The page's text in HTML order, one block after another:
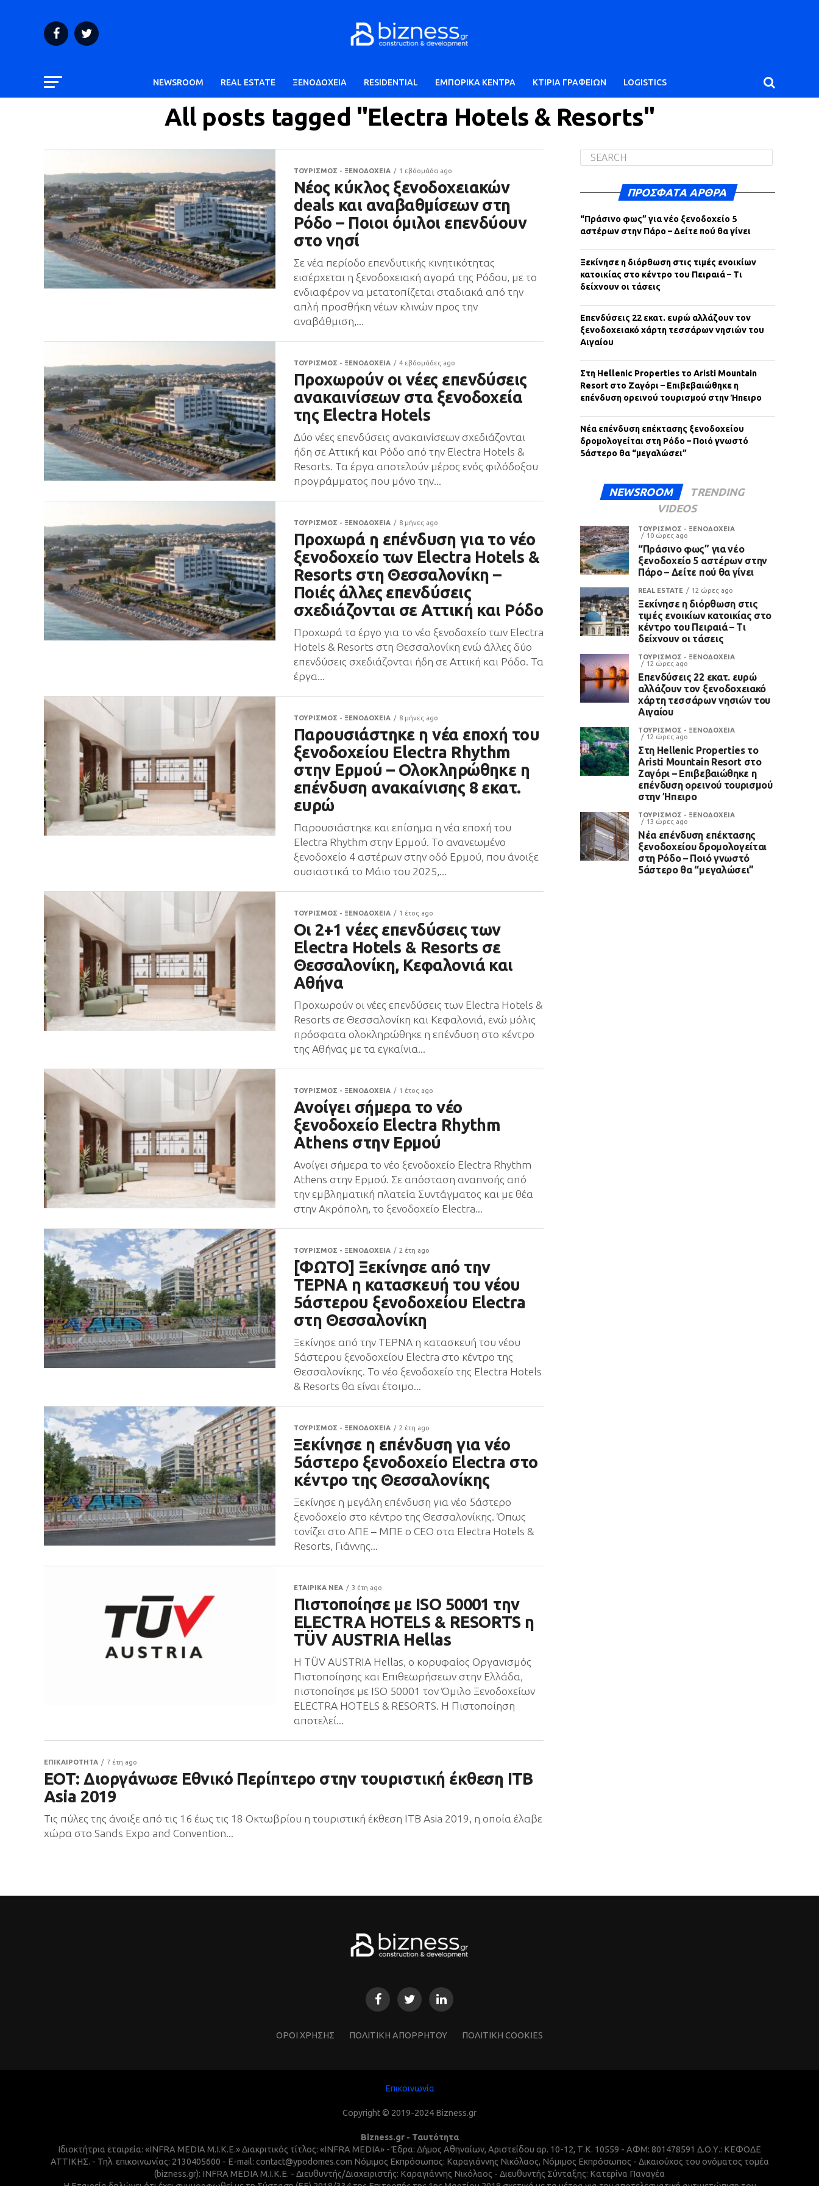
NEWSROOM REAL ESTATE ΞΕΝΟΔΟΧΕΙΑ RESIDENTIAL ΕΜΠΟΡΙΚΑ ΚΕΝΤΡΑ ΚΤΙΡΙΑ ΓΡΑΦΕΙΩΝ LOGISTICS
All posts tagged "Electra Hotels & Resorts"
ΤΟΥΡΙΣΜΟΣ - ΞΕΝΟΔΟΧΕΙΑ 1 εβδομάδα ago
Νέος κύκλος ξενοδοχειακών
deals και αναβαθμίσεων στη
Ρόδο – Ποιοι όμιλοι επενδύουν
στο νησί
Σε νέα περίοδο επενδυτικής κινητικότητας
εισέρχεται η ξενοδοχειακή αγορά της Ρόδου, με το
ενδιαφέρον να μετατοπίζεται σταδιακά από την
απλή προσθήκη νέων κλινών προς την
αναβάθμιση,...
ΤΟΥΡΙΣΜΟΣ - ΞΕΝΟΔΟΧΕΙΑ 4 εβδομάδες ago
Προχωρούν οι νέες επενδύσεις
ανακαινίσεων στα ξενοδοχεία
της Electra Hotels
Δύο νέες επενδύσεις ανακαινίσεων σχεδιάζονται
ήδη σε Αττική και Ρόδο από την Electra Hotels &
Resorts. Τα έργα αποτελούν μέρος ενός φιλόδοξου
προγράμματος που μόνο την...
ΤΟΥΡΙΣΜΟΣ - ΞΕΝΟΔΟΧΕΙΑ 8 μήνες ago
Προχωρά η επένδυση για το νέο
ξενοδοχείο των Electra Hotels &
Resorts στη Θεσσαλονίκη –
Ποιές άλλες επενδύσεις
σχεδιάζονται σε Αττική και Ρόδο
Προχωρά το έργο για το νέο ξενοδοχείο των Electra
Hotels & Resorts στη Θεσσαλονίκη ενώ άλλες δύο
επενδύσεις σχεδιάζονται ήδη σε Αττική και Ρόδο. Τα
έργα...
ΤΟΥΡΙΣΜΟΣ - ΞΕΝΟΔΟΧΕΙΑ 8 μήνες ago
Παρουσιάστηκε η νέα εποχή του
ξενοδοχείου Electra Rhythm
στην Ερμού – Ολοκληρώθηκε η
επένδυση ανακαίνισης 8 εκατ.
ευρώ
Παρουσιάστηκε και επίσημα η νέα εποχή του
Electra Rhythm στην Ερμού. Το ανανεωμένο
ξενοδοχείο 4 αστέρων στην οδό Ερμού, που άνοιξε
ουσιαστικά το Μάιο του 2025,...
ΤΟΥΡΙΣΜΟΣ - ΞΕΝΟΔΟΧΕΙΑ 1 έτος ago
Οι 2+1 νέες επενδύσεις των
Electra Hotels & Resorts σε
Θεσσαλονίκη, Κεφαλονιά και
Αθήνα
Προχωρούν οι νέες επενδύσεις των Electra Hotels &
Resorts σε Θεσσαλονίκη και Κεφαλονιά, ενώ μόλις
πρόσφατα ολοκληρώθηκε η επένδυση στο κέντρο
της Αθήνας με τα εγκαίνια...
ΤΟΥΡΙΣΜΟΣ - ΞΕΝΟΔΟΧΕΙΑ 1 έτος ago
Ανοίγει σήμερα το νέο
ξενοδοχείο Electra Rhythm
Athens στην Ερμού
Ανοίγει σήμερα το νέο ξενοδοχείο Electra Rhythm
Athens στην Ερμού. Σε απόσταση αναπνοής από
την εμβληματική πλατεία Συντάγματος και με θέα
στην Ακρόπολη, το ξενοδοχείο Electra...
ΤΟΥΡΙΣΜΟΣ - ΞΕΝΟΔΟΧΕΙΑ 2 έτη ago
[ΦΩΤΟ] Ξεκίνησε από την
ΤΕΡΝΑ η κατασκευή του νέου
5άστερου ξενοδοχείου Electra
στη Θεσσαλονίκη
Ξεκίνησε από την ΤΕΡΝΑ η κατασκευή του νέου
5άστερου ξενοδοχείου Electra στο κέντρο της
Θεσσαλονίκης. Το νέο ξενοδοχείο της Electra Hotels
& Resorts θα είναι έτοιμο...
ΤΟΥΡΙΣΜΟΣ - ΞΕΝΟΔΟΧΕΙΑ 2 έτη ago
Ξεκίνησε η επένδυση για νέο
5άστερο ξενοδοχείο Electra στο
κέντρο της Θεσσαλονίκης
Ξεκίνησε η μεγάλη επένδυση για νέο 5άστερο
ξενοδοχείο στο κέντρο της Θεσσαλονίκης. Όπως
τονίζει στο ΑΠΕ – ΜΠΕ ο CEO στα Electra Hotels &
Resorts, Γιάννης...
ΕΤΑΙΡΙΚΑ ΝΕΑ 3 έτη ago
Πιστοποίησε με ISO 50001 την
ELECTRA HOTELS & RESORTS η
TÜV AUSTRIA Hellas
Η TÜV AUSTRIA Hellas, ο κορυφαίος Οργανισμός
Πιστοποίησης και Επιθεωρήσεων στην Ελλάδα,
πιστοποίησε με ISO 50001 τον Όμιλο Ξενοδοχείων
ELECTRA HOTELS & RESORTS. Η Πιστοποίηση
αποτελεί...
ΕΠΙΚΑΙΡΟΤΗΤΑ 7 έτη ago
ΕΟΤ: Διοργάνωσε Εθνικό Περίπτερο στην τουριστική έκθεση ΙΤΒ
Asia 2019
Τις πύλες της άνοιξε από τις 16 έως τις 18 Οκτωβρίου η τουριστική έκθεση ITB Asia 2019, η οποία έλαβε
χώρα στο Sands Expo and Convention...
ΠΡΌΣΦΑΤΑ ΆΡΘΡΑ
“Πράσινο φως” για νέο ξενοδοχείο 5
αστέρων στην Πάρο – Δείτε πού θα γίνει
Ξεκίνησε η διόρθωση στις τιμές ενοικίων
κατοικίας στο κέντρο του Πειραιά – Τι
δείχνουν οι τάσεις
Επενδύσεις 22 εκατ. ευρώ αλλάζουν τον
ξενοδοχειακό χάρτη τεσσάρων νησιών του
Αιγαίου
Στη Hellenic Properties το Aristi Mountain
Resort στο Ζαγόρι – Επιβεβαιώθηκε η
επένδυση ορεινού τουρισμού στην Ήπειρο
Νέα επένδυση επέκτασης ξενοδοχείου
δρομολογείται στη Ρόδο – Ποιό γνωστό
5άστερο θα “μεγαλώσει”
NEWSROOM
TRENDING
VIDEOS
ΤΟΥΡΙΣΜΟΣ - ΞΕΝΟΔΟΧΕΙΑ
10 ώρες ago
“Πράσινο φως” για νέο
ξενοδοχείο 5 αστέρων στην
Πάρο – Δείτε πού θα γίνει
REAL ESTATE 12 ώρες ago
Ξεκίνησε η διόρθωση στις
τιμές ενοικίων κατοικίας στο
κέντρο του Πειραιά – Τι
δείχνουν οι τάσεις
ΤΟΥΡΙΣΜΟΣ - ΞΕΝΟΔΟΧΕΙΑ
12 ώρες ago
Επενδύσεις 22 εκατ. ευρώ
αλλάζουν τον ξενοδοχειακό
χάρτη τεσσάρων νησιών του
Αιγαίου
ΤΟΥΡΙΣΜΟΣ - ΞΕΝΟΔΟΧΕΙΑ
12 ώρες ago
Στη Hellenic Properties το
Aristi Mountain Resort στο
Ζαγόρι – Επιβεβαιώθηκε η
επένδυση ορεινού τουρισμού
στην Ήπειρο
ΤΟΥΡΙΣΜΟΣ - ΞΕΝΟΔΟΧΕΙΑ
13 ώρες ago
Νέα επένδυση επέκτασης
ξενοδοχείου δρομολογείται
στη Ρόδο – Ποιό γνωστό
5άστερο θα “μεγαλώσει”
ΌΡΟΙ ΧΡΗΣΗΣ ΠΟΛΙΤΙΚΗ ΑΠΟΡΡΗΤΟΥ ΠΟΛΙΤΙΚΗ COOKIES
Επικοινωνία
Copyright © 2019-2024 Bizness.gr
Bizness.gr - Ταυτότητα
Ιδιοκτήτρια εταιρεία: «INFRA MEDIA M.I.K.E.» Διακριτικός τίτλος: «INFRA MEDIA» - Έδρα: Δήμος Αθηναίων, Αριστείδου αρ. 10-12, Τ.Κ. 10559 - ΑΦΜ: 801478591 Δ.Ο.Υ.: ΚΕΦΟΔΕ
ΑΤΤΙΚΗΣ. - Τηλ. επικοινωνίας: 2130405600 - E-mail: contact@ypodomes.com Νόμιμος Εκπρόσωπος: Καραγιάννης Νικόλαος, Νόμιμος Εκπρόσωπος - Δικαιούχος του ονόματος τομέα
(bizness.gr): INFRA MEDIA M.I.K.E. - Διευθυντής/Διαχειριστής: Καραγιάννης Νικόλαος - Διευθυντής Σύνταξης: Κατερίνα Παναγέα